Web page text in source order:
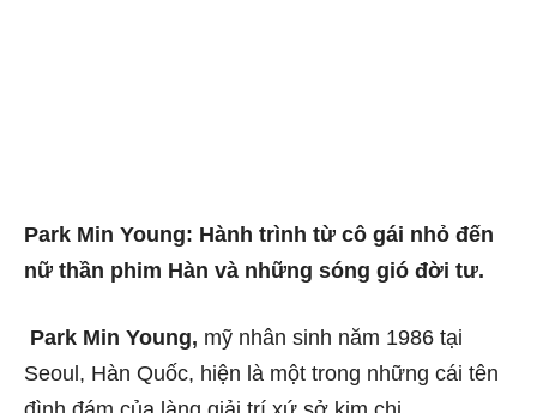
Park Min Young: Hành trình từ cô gái nhỏ đến
nữ thần phim Hàn và những sóng gió đời tư.
Park Min Young, mỹ nhân sinh năm 1986 tại
Seoul, Hàn Quốc, hiện là một trong những cái tên